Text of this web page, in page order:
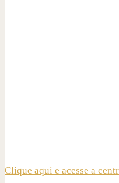
Clique aqui e acesse a